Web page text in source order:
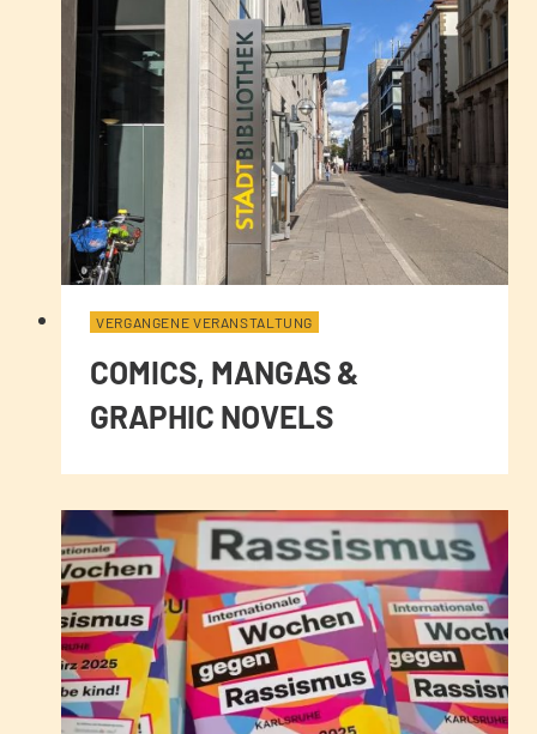
VERGANGENE VERANSTALTUNG
COMICS, MANGAS &
GRAPHIC NOVELS